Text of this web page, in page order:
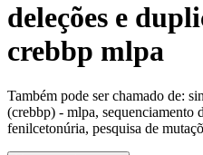
deleções e
crebbp mlpa
Também pode ser chamado de:
(crebbp) - mlpa, sequenciamento
fenilcetonúria, pesquisa de